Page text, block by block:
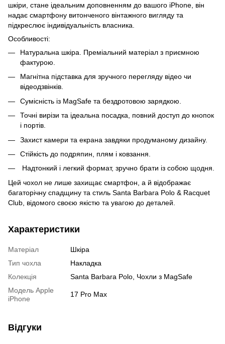
шкіри, стане ідеальним доповненням до вашого iPhone, він
надає смартфону витонченого вінтажного вигляду та
підкреслює індивідуальність власника.
Особливості:
Натуральна шкіра. Преміальний матеріал з приємною
фактурою.
Магнітна підставка для зручного перегляду відео чи
відеодзвінків.
Сумісність із MagSafe та бездротовою зарядкою.
Точні вирізи та ідеальна посадка, повний доступ до кнопок
і портів.
Захист камери та екрана завдяки продуманому дизайну.
Стійкість до подряпин, плям і ковзання.
Надтонкий і легкий формат, зручно брати із собою щодня.
Цей чохол не лише захищає смартфон, а й відображає
багаторічну спадщину та стиль Santa Barbara Polo & Racquet
Club, відомого своєю якістю та увагою до деталей.
Характеристики
Матеріал
Шкіра
Тип чохла
Накладка
Колекція
Santa Barbara Polo, Чохли з MagSafe
Модель Apple
iPhone
17 Pro Max
Відгуки